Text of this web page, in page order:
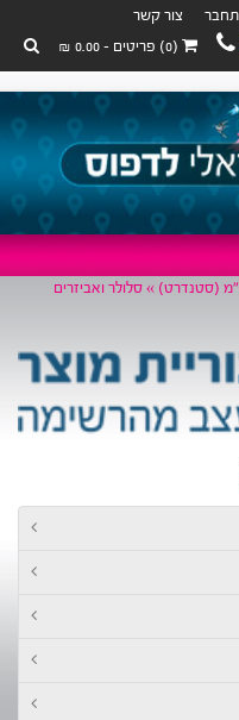
צור קשר
סלולר ואביזרים